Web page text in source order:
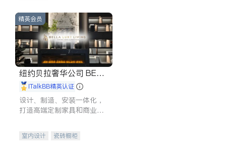
精英会员
纽约贝拉奢华公司 BELL
A LUXE
iTalkBB精英认证
设计、制造、安装一体化，
打造高端定制家具和商业空
室内设计
瓷砖橱柜